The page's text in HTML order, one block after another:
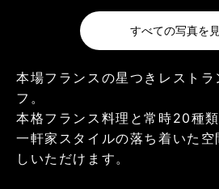
すべての写真を
本場フランスの星つきレスト
フ。
本格フランス料理と常時20種類
一軒家スタイルの落ち着いた
しいただけます。